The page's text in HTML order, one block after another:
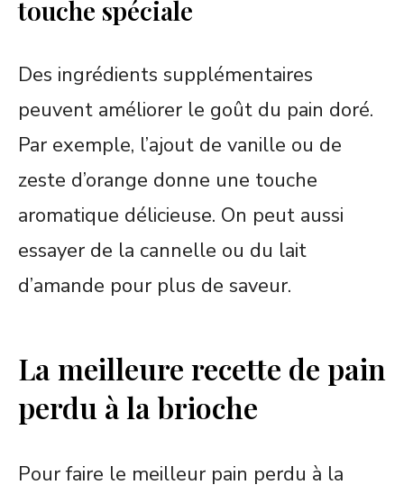
touche spéciale
Des ingrédients supplémentaires
peuvent améliorer le goût du pain doré.
Par exemple, l’ajout de vanille ou de
zeste d’orange donne une touche
aromatique délicieuse. On peut aussi
essayer de la cannelle ou du lait
d’amande pour plus de saveur.
La meilleure recette de pain
perdu à la brioche
Pour faire le meilleur pain perdu à la